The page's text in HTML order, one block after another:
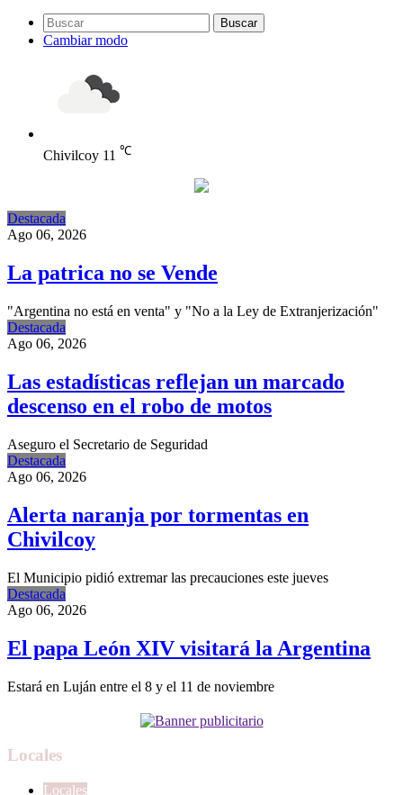
Buscar
Cambiar modo
Chivilcoy 11 ℃
Destacada
Ago 06, 2026
La patrica no se Vende
"Argentina no está en venta" y "No a la Ley de Extranjerización"
Destacada
Ago 06, 2026
Las estadísticas reflejan un marcado
descenso en el robo de motos
Aseguro el Secretario de Seguridad
Destacada
Ago 06, 2026
Alerta naranja por tormentas en
Chivilcoy
El Municipio pidió extremar las precauciones este jueves
Destacada
Ago 06, 2026
El papa León XIV visitará la Argentina
Estará en Luján entre el 8 y el 11 de noviembre
Locales
Locales